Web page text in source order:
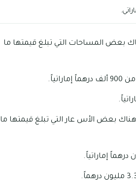
خور دبي بأسعار تبدأ من 1.3 مليون، وهناك بعض المساحات التي تبلغ قيمتها ما
المكونة من أربعة غرف وصالة من 3.7 مليون وهناك بعض الأس عار التي تبلغ قيمتها ما